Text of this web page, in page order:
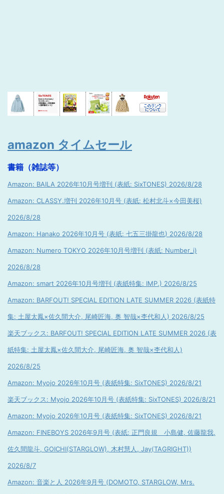
amazon タイムセール
書籍（雑誌等）
Amazon: BAILA 2026年10月号増刊 (表紙: SixTONES) 2026/8/28
Amazon: CLASSY.増刊 2026年10月号 (表紙: 松村北斗×今田美桜)
2026/8/28
Amazon: Hanako 2026年10月号 (表紙: 七五三掛龍也) 2026/8/28
Amazon: Numero TOKYO 2026年10月号増刊 (表紙: Number_i)
2026/8/28
Amazon: smart 2026年10月号増刊 (表紙特集: IMP.) 2026/8/25
Amazon: BARFOUT! SPECIAL EDITION LATE SUMMER 2026 (表紙特
集: 土屋太鳳×佐久間大介, 尾崎匠海, 奥 智哉×杢代和人) 2026/8/25
楽天ブックス: BARFOUT! SPECIAL EDITION LATE SUMMER 2026 (表
紙特集: 土屋太鳳×佐久間大介, 尾崎匠海, 奥 智哉×杢代和人)
2026/8/25
Amazon: Myojo 2026年10月号 (表紙特集: SixTONES) 2026/8/21
楽天ブックス: Myojo 2026年10月号 (表紙特集: SixTONES) 2026/8/21
Amazon: Myojo 2026年10月号 (表紙特集: SixTONES) 2026/8/21
Amazon: FINEBOYS 2026年9月号 (表紙: 正門良規 小島健, 佐藤龍我,
佐久間龍斗, GOICHI(STARGLOW), 木村慧人, Jay(TAGRIGHT))
2026/8/7
Amazon: 音楽と人 2026年9月号 (DOMOTO, STARGLOW, Mrs.